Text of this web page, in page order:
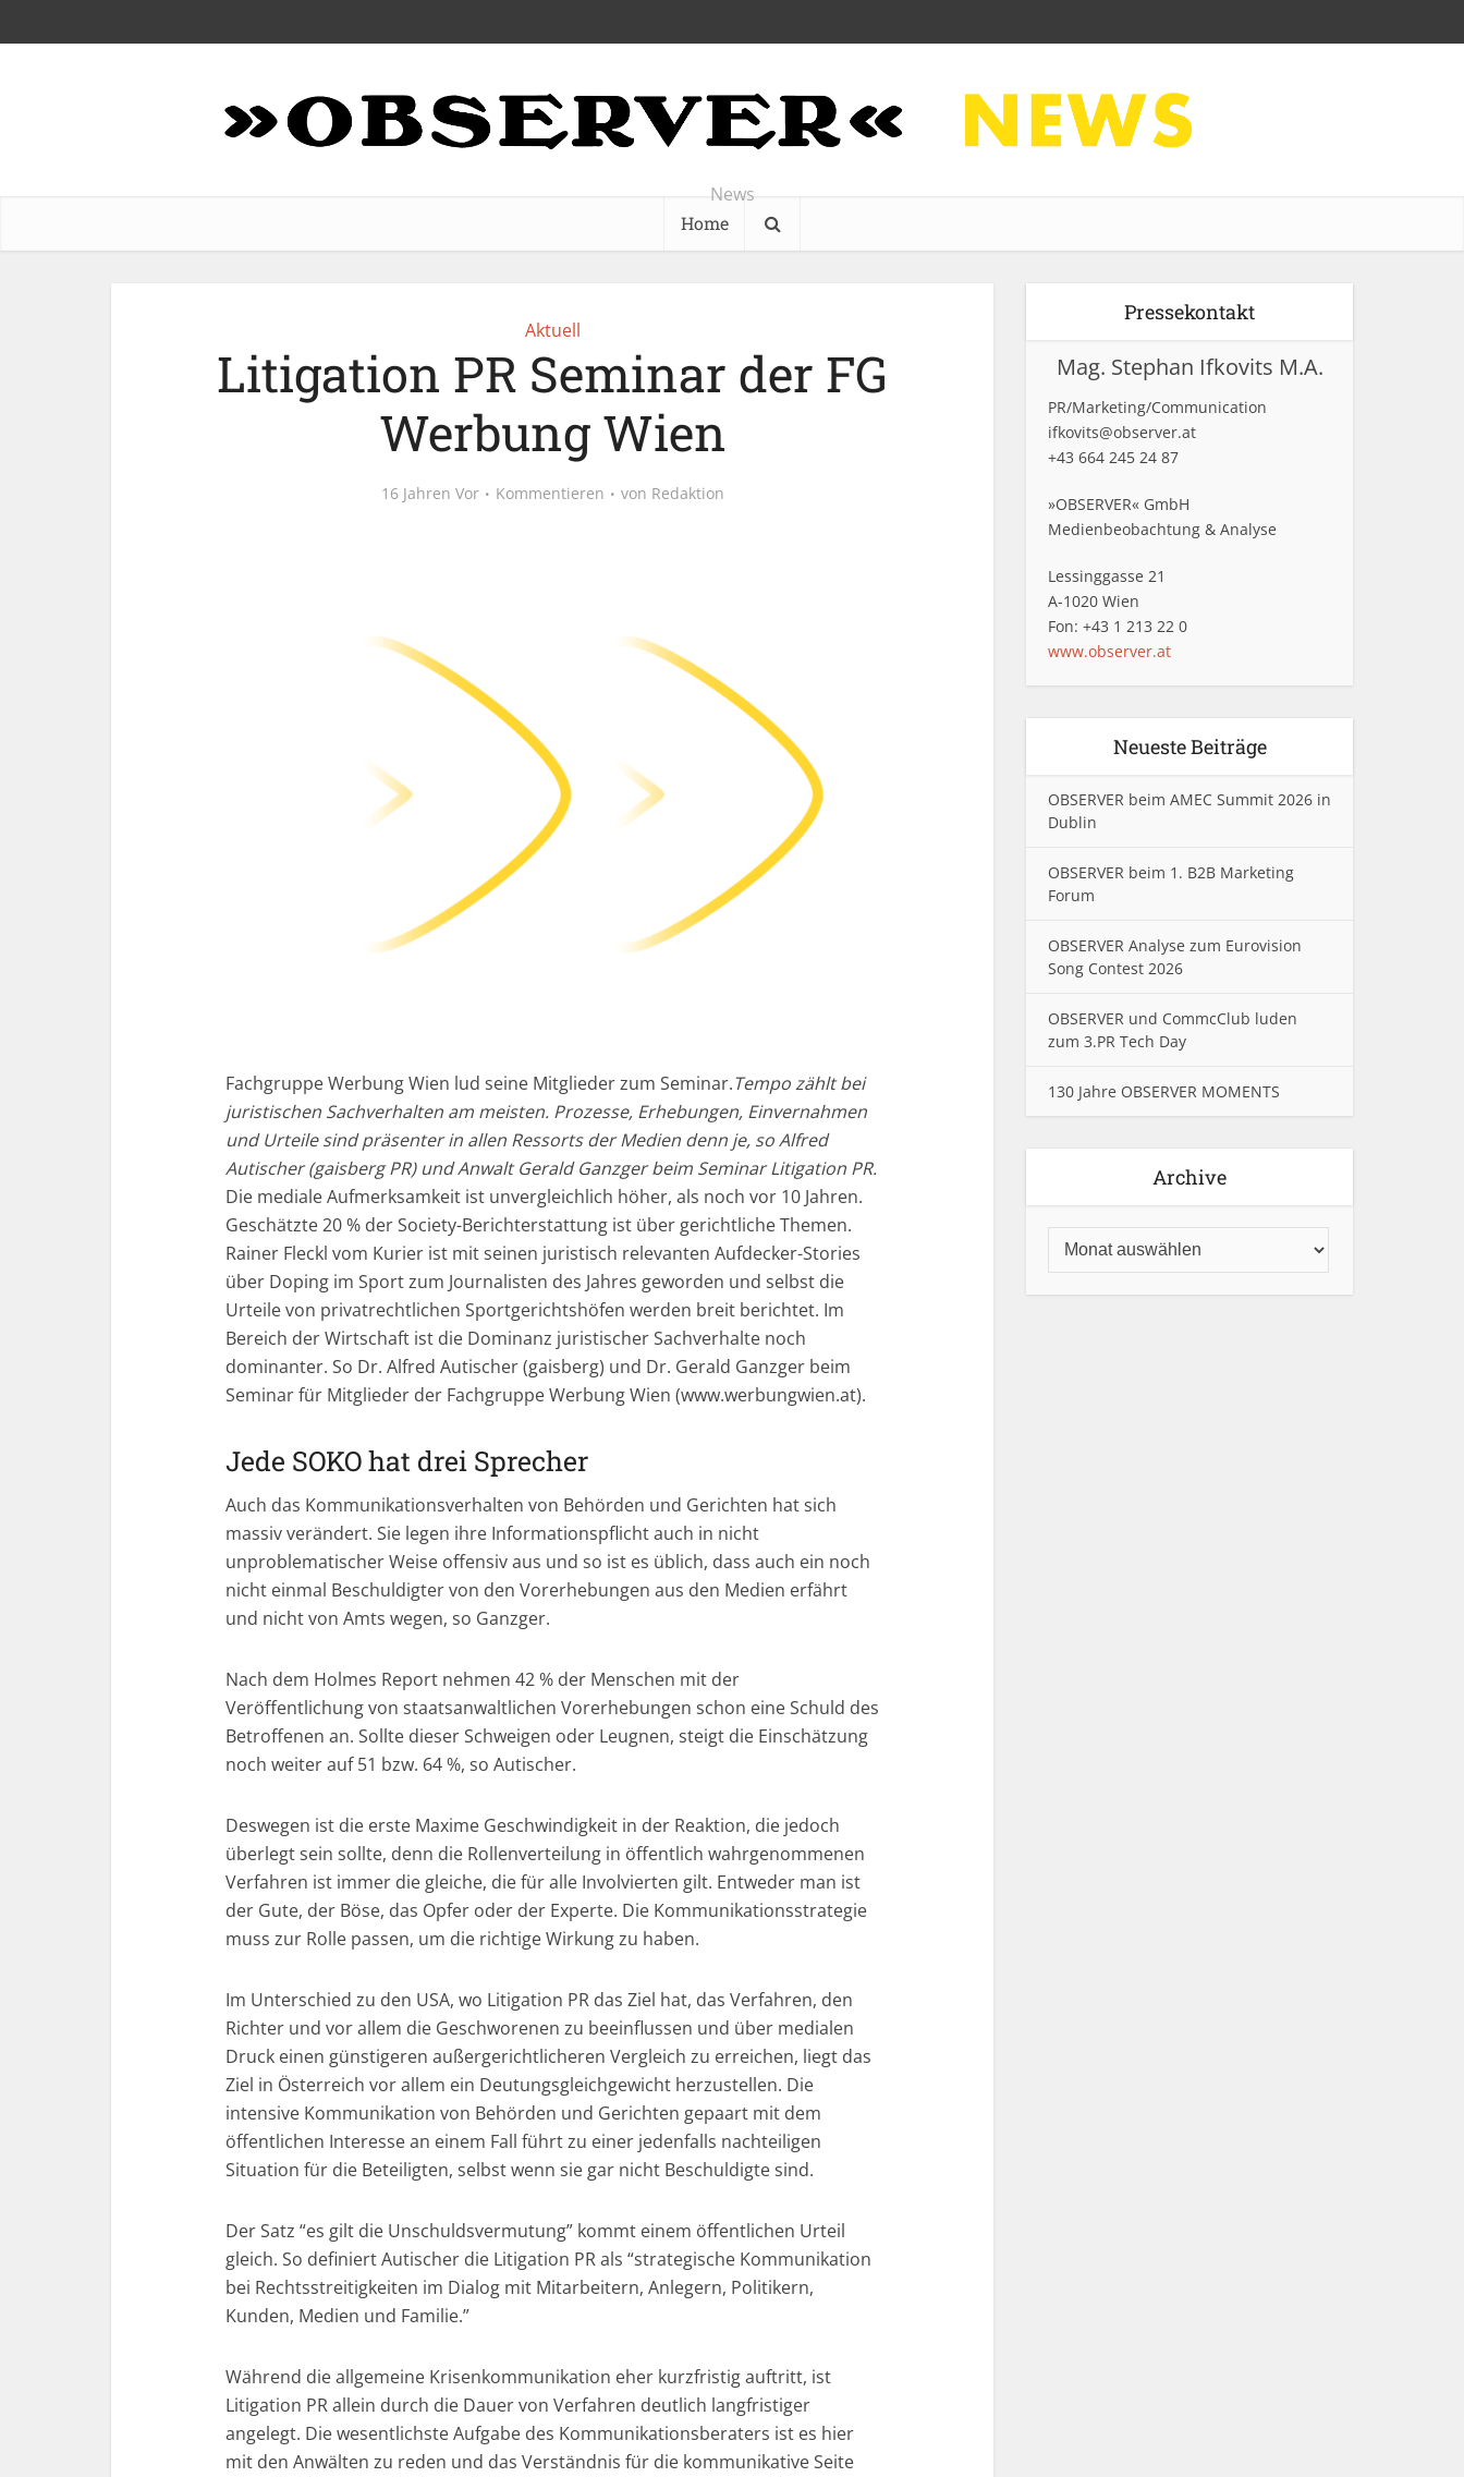
News
Home
Aktuell
Litigation PR Seminar der FG
Werbung Wien
16 Jahren Vor Kommentieren von Redaktion
Fachgruppe Werbung Wien lud seine Mitglieder zum Seminar.Tempo zählt bei
juristischen Sachverhalten am meisten. Prozesse, Erhebungen, Einvernahmen
und Urteile sind präsenter in allen Ressorts der Medien denn je, so Alfred
Autischer (gaisberg PR) und Anwalt Gerald Ganzger beim Seminar Litigation PR.
Die mediale Aufmerksamkeit ist unvergleichlich höher, als noch vor 10 Jahren.
Geschätzte 20 % der Society-Berichterstattung ist über gerichtliche Themen.
Rainer Fleckl vom Kurier ist mit seinen juristisch relevanten Aufdecker-Stories
über Doping im Sport zum Journalisten des Jahres geworden und selbst die
Urteile von privatrechtlichen Sportgerichtshöfen werden breit berichtet. Im
Bereich der Wirtschaft ist die Dominanz juristischer Sachverhalte noch
dominanter. So Dr. Alfred Autischer (gaisberg) und Dr. Gerald Ganzger beim
Seminar für Mitglieder der Fachgruppe Werbung Wien (www.werbungwien.at).
Jede SOKO hat drei Sprecher
Auch das Kommunikationsverhalten von Behörden und Gerichten hat sich
massiv verändert. Sie legen ihre Informationspflicht auch in nicht
unproblematischer Weise offensiv aus und so ist es üblich, dass auch ein noch
nicht einmal Beschuldigter von den Vorerhebungen aus den Medien erfährt
und nicht von Amts wegen, so Ganzger.
Nach dem Holmes Report nehmen 42 % der Menschen mit der
Veröffentlichung von staatsanwaltlichen Vorerhebungen schon eine Schuld des
Betroffenen an. Sollte dieser Schweigen oder Leugnen, steigt die Einschätzung
noch weiter auf 51 bzw. 64 %, so Autischer.
Deswegen ist die erste Maxime Geschwindigkeit in der Reaktion, die jedoch
überlegt sein sollte, denn die Rollenverteilung in öffentlich wahrgenommenen
Verfahren ist immer die gleiche, die für alle Involvierten gilt. Entweder man ist
der Gute, der Böse, das Opfer oder der Experte. Die Kommunikationsstrategie
muss zur Rolle passen, um die richtige Wirkung zu haben.
Im Unterschied zu den USA, wo Litigation PR das Ziel hat, das Verfahren, den
Richter und vor allem die Geschworenen zu beeinflussen und über medialen
Druck einen günstigeren außergerichtlicheren Vergleich zu erreichen, liegt das
Ziel in Österreich vor allem ein Deutungsgleichgewicht herzustellen. Die
intensive Kommunikation von Behörden und Gerichten gepaart mit dem
öffentlichen Interesse an einem Fall führt zu einer jedenfalls nachteiligen
Situation für die Beteiligten, selbst wenn sie gar nicht Beschuldigte sind.
Der Satz “es gilt die Unschuldsvermutung” kommt einem öffentlichen Urteil
gleich. So definiert Autischer die Litigation PR als “strategische Kommunikation
bei Rechtsstreitigkeiten im Dialog mit Mitarbeitern, Anlegern, Politikern,
Kunden, Medien und Familie.”
Während die allgemeine Krisenkommunikation eher kurzfristig auftritt, ist
Litigation PR allein durch die Dauer von Verfahren deutlich langfristiger
angelegt. Die wesentlichste Aufgabe des Kommunikationsberaters ist es hier
mit den Anwälten zu reden und das Verständnis für die kommunikative Seite
Pressekontakt
Mag. Stephan Ifkovits M.A.
PR/Marketing/Communication
ifkovits@observer.at
+43 664 245 24 87
»OBSERVER« GmbH
Medienbeobachtung & Analyse
Lessinggasse 21
A-1020 Wien
Fon: +43 1 213 22 0
www.observer.at
Neueste Beiträge
OBSERVER beim AMEC Summit 2026 in
Dublin
OBSERVER beim 1. B2B Marketing
Forum
OBSERVER Analyse zum Eurovision
Song Contest 2026
OBSERVER und CommcClub luden
zum 3.PR Tech Day
130 Jahre OBSERVER MOMENTS
Archive